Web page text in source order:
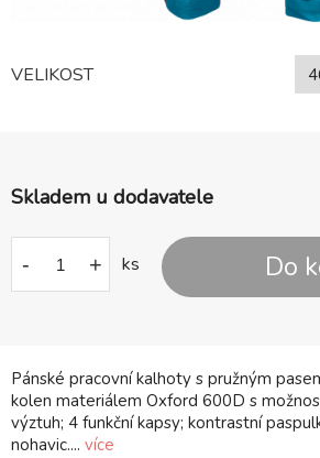
Pánské pracovní kalhoty s pružným
kolen materiálem Oxford 600D s
výztuh; 4 funkční kapsy; kontrastní
nohavic.... více
VELIKOST
Skladem u dodavatele
- + ks Do